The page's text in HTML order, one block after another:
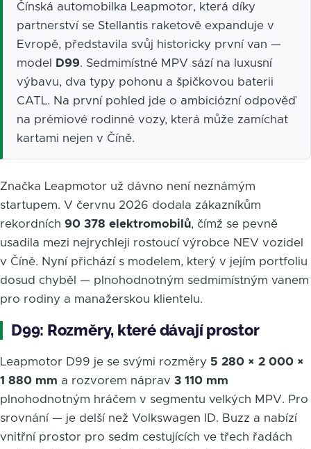
Čínská automobilka Leapmotor, která díky
partnerství se Stellantis raketově expanduje v
Evropě, představila svůj historicky první van —
model
D99. Sedmimístné MPV sází na luxusní
výbavu, dva typy pohonu a špičkovou baterii
CATL. Na první pohled jde o ambiciózní odpověď
na prémiové rodinné vozy, která může zamíchat
kartami nejen v Číně.
Značka Leapmotor už dávno není neznámým
startupem. V červnu 2026 dodala zákazníkům
rekordních 90 378 elektromobilů, čímž se pevně
usadila mezi nejrychleji rostoucí výrobce NEV vozidel
v Číně. Nyní přichází s modelem, který v jejím portfoliu
dosud chyběl — plnohodnotným sedmimístným vanem
pro rodiny a manažerskou klientelu.
D99: Rozměry, které dávají prostor
Leapmotor D99 je se svými rozměry 5 280 × 2 000 ×
1 880 mm a rozvorem náprav 3 110 mm
plnohodnotným hráčem v segmentu velkých MPV. Pro
srovnání — je delší než Volkswagen ID. Buzz a nabízí
vnitřní prostor pro sedm cestujících ve třech řadách